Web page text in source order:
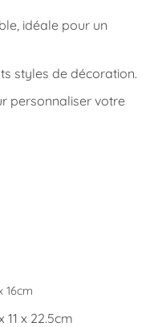
idéale pour un
styles de décoration.
personnaliser votre
16cm
11 x 22.5cm